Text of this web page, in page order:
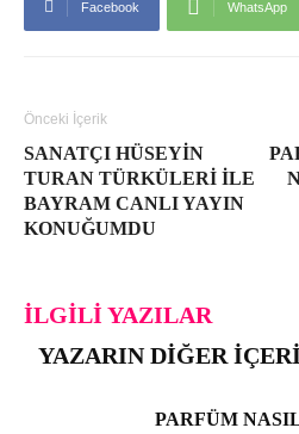
Facebook WhatsApp
Önceki İçerik
SANATÇI HÜSEYIN
TURAN TÜRKÜLERI ILE
BAYRAM CANLI YAYIN
KONUĞUMDU
İLGILI YAZILAR
YAZARIN DIĞER
PARFÜM